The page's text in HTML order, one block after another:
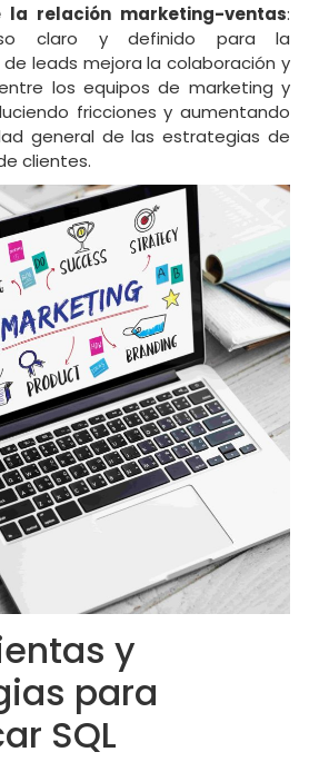
la relación marketing-ventas:
claro y definido para la
leads mejora la colaboración y
los equipos de marketing y
fricciones y aumentando
general de las estrategias de
clientes.
y
para
SQL